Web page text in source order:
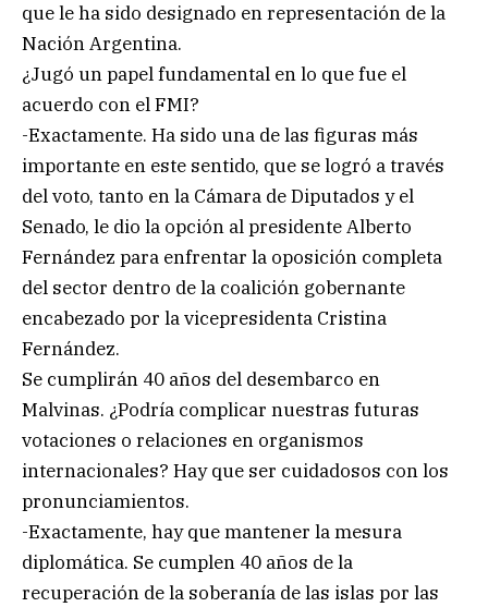
que le ha sido designado en representación de la
Nación Argentina.
¿Jugó un papel fundamental en lo que fue el
acuerdo con el FMI?
-Exactamente. Ha sido una de las figuras más
importante en este sentido, que se logró a través
del voto, tanto en la Cámara de Diputados y el
Senado, le dio la opción al presidente Alberto
Fernández para enfrentar la oposición completa
del sector dentro de la coalición gobernante
encabezado por la vicepresidenta Cristina
Fernández.
Se cumplirán 40 años del desembarco en
Malvinas. ¿Podría complicar nuestras futuras
votaciones o relaciones en organismos
internacionales? Hay que ser cuidadosos con los
pronunciamientos.
-Exactamente, hay que mantener la mesura
diplomática. Se cumplen 40 años de la
recuperación de la soberanía de las islas por las